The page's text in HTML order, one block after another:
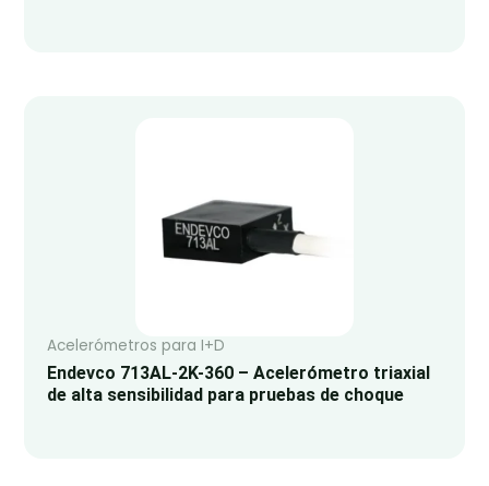
Acelerómetros para I+D
Endevco 713AL-2K-360 – Acelerómetro triaxial
de alta sensibilidad para pruebas de choque